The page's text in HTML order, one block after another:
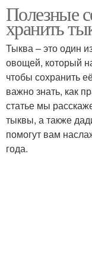
Полезные
хранить
Тыква – это один
овощей, который
чтобы сохранить
важно знать, как
статье мы
тыквы, а также
помогут вам
года.